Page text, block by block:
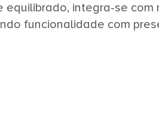
integra-se
funcionalidade com